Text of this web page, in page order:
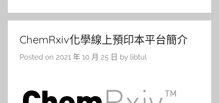
ChemRxiv化學線上預印本平台簡介
Posted on 2021 年 10 月 25 日 by libtul